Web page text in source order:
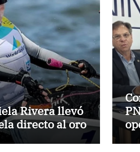
Rivera llevó
directo al oro